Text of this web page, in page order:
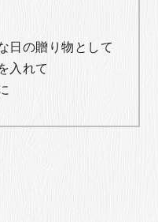
日の贈り物として
入れて